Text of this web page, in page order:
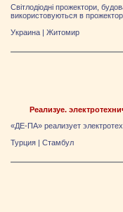
Світлодіодні прожектори,
використовуються в
Украина | Житомир
Реализуе.
«ДЕ-ПА» реализует
Турция | Стамбул